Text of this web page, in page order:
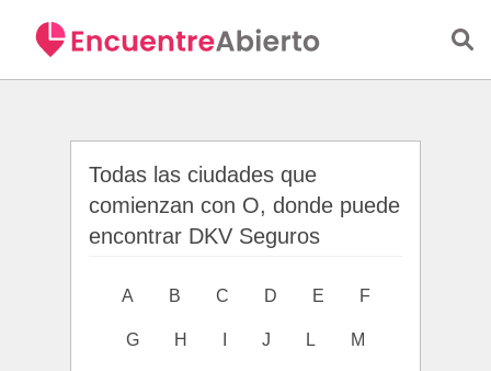
Todas las ciudades que
comienzan con O, donde puede
encontrar DKV Seguros
A B C D E F
G H J L M